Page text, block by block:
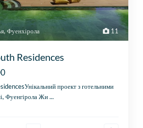
11
,Фуенхірола
Residences
проект з готельними
Фуенгірола Жи...